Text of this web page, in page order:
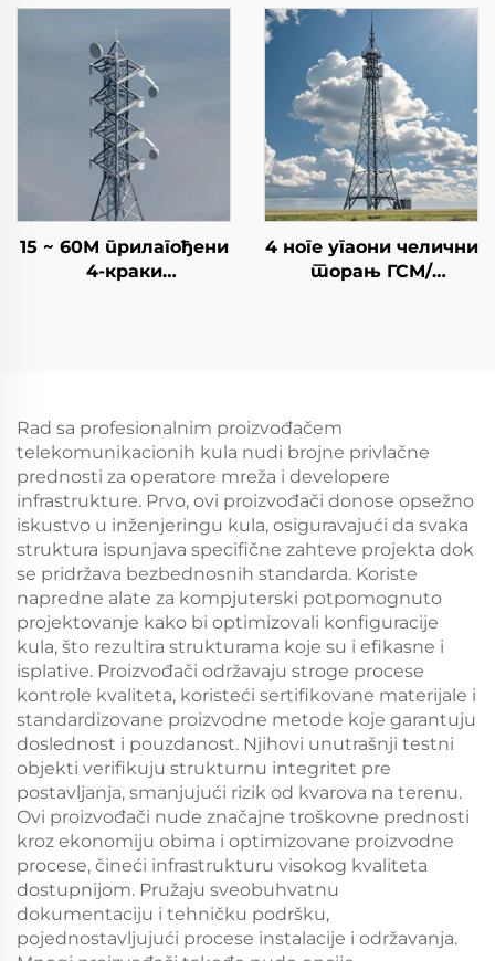
куле Челични торањ
преносни торањ
цевасти торањ
далековода Челични
монопол торањ
15 ~ 60М прилагођени
4-краки
4 ноге угаони челични
торањ ГСМ/
Rad sa profesionalnim proizvođačem
telekomunikacionih kula nudi brojne privlačne
prednosti za operatore mreža i developere
infrastrukture. Prvo, ovi proizvođači donose opsežno
iskustvo u inženjeringu kula, osiguravajući da svaka
struktura ispunjava specifične zahteve projekta dok
se pridržava bezbednosnih standarda. Koriste
napredne alate za kompjuterski potpomognuto
projektovanje kako bi optimizovali konfiguracije
kula, što rezultira strukturama koje su i efikasne i
isplative. Proizvođači održavaju stroge procese
kontrole kvaliteta, koristeći sertifikovane materijale i
standardizovane proizvodne metode koje garantuju
doslednost i pouzdanost. Njihovi unutrašnji testni
objekti verifikuju strukturnu integritet pre
postavljanja, smanjujući rizik od kvarova na terenu.
Ovi proizvođači nude značajne troškovne prednosti
kroz ekonomiju obima i optimizovane proizvodne
procese, čineći infrastrukturu visokog kvaliteta
dostupnijom. Pružaju sveobuhvatnu
dokumentaciju i tehničku podršku,
pojednostavljujući procese instalacije i održavanja.